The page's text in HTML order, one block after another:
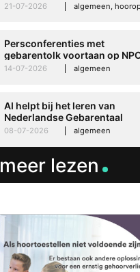
21-07-2026
Persconferenties met
gebarentolk voortaan op
Extra
14-07-2026 algemeen
AI helpt bij het leren van
Nederlandse Gebarentaal
08-07-2026 algemeen
meer lezen